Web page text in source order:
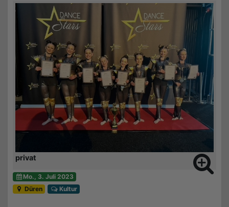
privat
Mo., 3. Juli 2023
Düren
Kultur